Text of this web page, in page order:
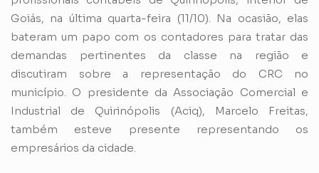
Goiás, na última quarta-feira (11/10). Na ocasião, elas
bateram um papo com os contadores para tratar das
demandas pertinentes da classe na região e
discutiram sobre a representação do CRC no
município. O presidente da Associação Comercial e
Industrial de Quirinópolis (Aciq), Marcelo Freitas,
também esteve presente representando os
empresários da cidade.